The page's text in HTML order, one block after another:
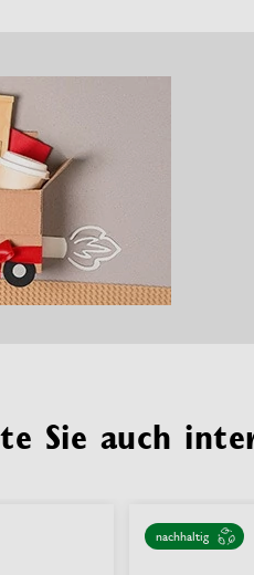
Sie auch
nachhaltig